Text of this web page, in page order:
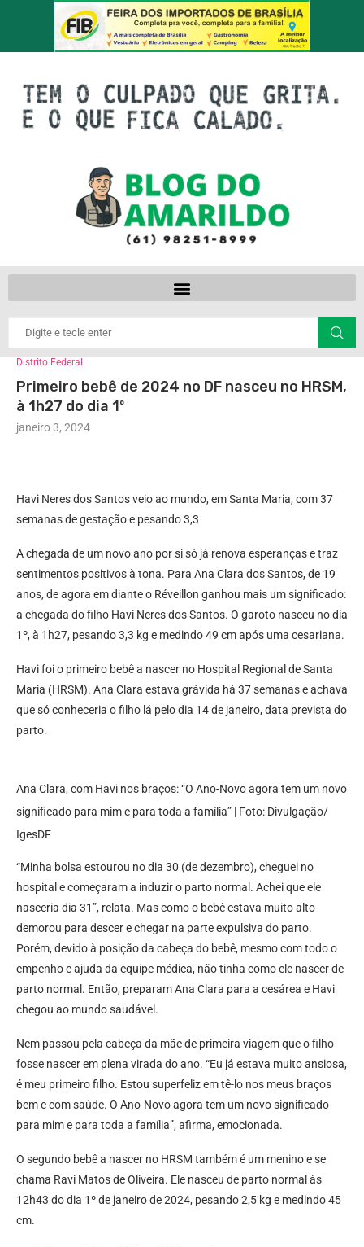
Distrito Federal
Primeiro bebê de 2024 no DF nasceu no HRSM,
à 1h27 do dia 1º
janeiro 3, 2024
Havi Neres dos Santos veio ao mundo, em Santa Maria, com 37
semanas de gestação e pesando 3,3
A chegada de um novo ano por si só já renova esperanças e traz
sentimentos positivos à tona. Para Ana Clara dos Santos, de 19
anos, de agora em diante o Réveillon ganhou mais um significado:
a chegada do filho Havi Neres dos Santos. O garoto nasceu no dia
1º, à 1h27, pesando 3,3 kg e medindo 49 cm após uma cesariana.
Havi foi o primeiro bebê a nascer no Hospital Regional de Santa
Maria (HRSM). Ana Clara estava grávida há 37 semanas e achava
que só conheceria o filho lá pelo dia 14 de janeiro, data prevista do
parto.
Ana Clara, com Havi nos braços: “O Ano-Novo agora tem um novo
significado para mim e para toda a família” | Foto: Divulgação/
IgesDF
“Minha bolsa estourou no dia 30 (de dezembro), cheguei no
hospital e começaram a induzir o parto normal. Achei que ele
nasceria dia 31”, relata. Mas como o bebê estava muito alto
demorou para descer e chegar na parte expulsiva do parto.
Porém, devido à posição da cabeça do bebê, mesmo com todo o
empenho e ajuda da equipe médica, não tinha como ele nascer de
parto normal. Então, preparam Ana Clara para a cesárea e Havi
chegou ao mundo saudável.
Nem passou pela cabeça da mãe de primeira viagem que o filho
fosse nascer em plena virada do ano. “Eu já estava muito ansiosa,
é meu primeiro filho. Estou superfeliz em tê-lo nos meus braços
bem e com saúde. O Ano-Novo agora tem um novo significado
para mim e para toda a família”, afirma, emocionada.
O segundo bebê a nascer no HRSM também é um menino e se
chama Ravi Matos de Oliveira. Ele nasceu de parto normal às
12h43 do dia 1º de janeiro de 2024, pesando 2,5 kg e medindo 45
cm.